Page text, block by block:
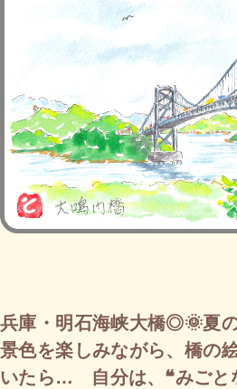
兵庫・明石海峡大橋◎🌞夏
景色を楽しみながら、橋の
いたら… 自分は、❝みごと